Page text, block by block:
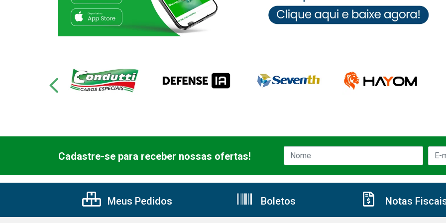
Cadastre-se para receber nossas ofertas!
Meus Pedidos Boletos Notas